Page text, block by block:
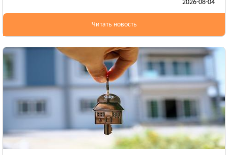
Смотреть всё
Смотреть всё
КИРОВОГРАДСКАЯ ОБЛАСТЬ
Александрия
Гайворон
Смотреть всё
2026-08-04
Читать новость